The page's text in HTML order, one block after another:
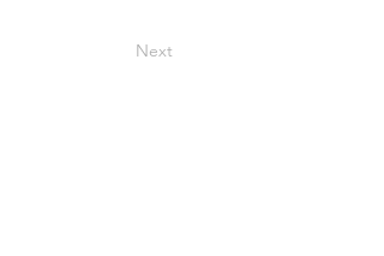
Next